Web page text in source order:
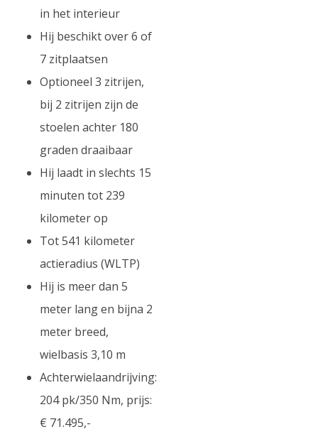
in het interieur
Hij beschikt over 6 of
7 zitplaatsen
Optioneel 3 zitrijen,
bij 2 zitrijen zijn de
stoelen achter 180
graden draaibaar
Hij laadt in slechts 15
minuten tot 239
kilometer op
Tot 541 kilometer
actieradius (WLTP)
Hij is meer dan 5
meter lang en bijna 2
meter breed,
wielbasis 3,10 m
Achterwielaandrijving:
204 pk/350 Nm, prijs:
€ 71.495,-